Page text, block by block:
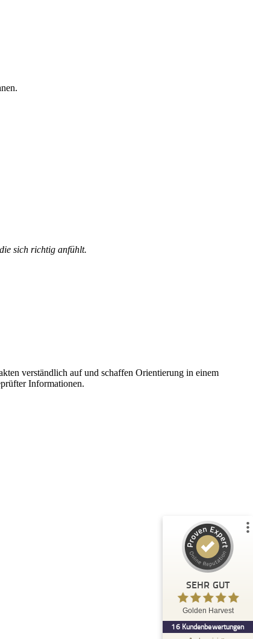
sich richtig anfühlt.
verständlich auf und schaffen Orientierung in einem
Informationen.
SEHR GUT
Golden Harvest
16 Kundenbewertungen
Bewertungen auf ProvenExpert.com
Blick aufs ProvenExpert-Profil werfen
Anonym
5,00
bekommt das Gefühl, jeder Kunde liegt am